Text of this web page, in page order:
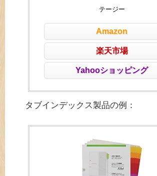
テージー
Amazon
楽天市場
Yahooショッピング
タブインデックス製品の例：